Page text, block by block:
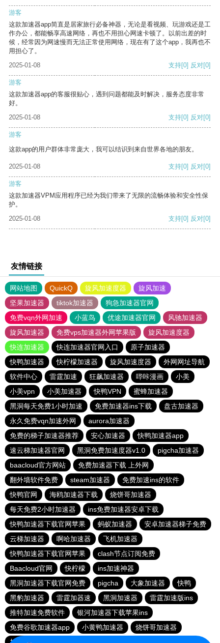
游客
这款加速器app简直是居家旅行必备神器，无论是看视频、玩游戏还是工
作办公，都能畅享高速网络，再也不用担心网速卡顿了。以前出差的时
候，经常因为网速慢而无法正常使用网络，现在有了这个app，我再也不
用担心了。
2025-01-08
支持[0] 反对[0]
游客
这款加速器app的客服很贴心，遇到问题都能及时解决，服务态度非常
好。
2025-01-08
支持[0] 反对[0]
游客
这款app的用户群体非常庞大，我可以结识到来自世界各地的朋友。
2025-01-08 支持[0] 反对[0]
游客
这款加速器VPM应用程序已经为我们带来了无限的流畅体验和安全性保
护。
2025-01-08
支持[0] 反对[0]
友情链接
网站地图 QuickQ 旋风加速度器
旋风加速
坚果加速器
tiktok加速器
狗急加速器官网
免费vqn外网加速
小蓝鸟 优途加速器官网
风驰加速器
旋风加速器
免费vps加速器外网苹果版
旋风加速度器
快连加速器
快连加速器官网入口
原子加速器
快鸭加速器
快柠檬加速器 旋风加速度器
外网网址导航
软件中心
雷霆加速 狂飙加速器 哔咔漫画
小美
小美vpn
小美加速器 快鸭VPN
蜜蜂加速器
黑洞每天免费1小时加速
免费加速器ins下载
盘古加速器
永久免费vqn加速外网
aurora加速器
免费的梯子加速器推荐
安心加速器
快鸭加速器app
速云梯加速器官网
黑洞免费加速度器v1.0
pigcha加速器
baacloud官方网站
免费加速器下载 上外网
翻外墙软件免费
steam加速器
免费加速ins的软件
快鸭官网
海鸥加速器下载
烧饼哥加速器
每天免费2小时加速器
ins免费加速器安卓下载
快鸭加速器下载官网苹果
蚂蚁加速器
安卓加速器梯子免费
云梯加速器
啊哈加速器
飞机加速器
快鸭加速器下载官网苹果
clash节点订阅免费
Baacloud官网
快柠檬
ins加速神器
黑洞加速器下载官网免费
pigcha 大象加速器
快鸭
黑豹加速器
雷霆加器速 黑洞加速器
雷霆加速版ins
推特加速免费软件
银河加速器下载苹果ins
免费谷歌加速器app
小黄鸭加速器
烧饼哥加速器